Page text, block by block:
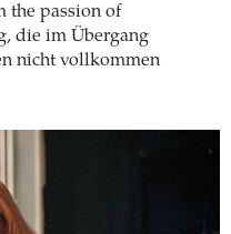
the passion of
die im Übergang
nicht vollkommen